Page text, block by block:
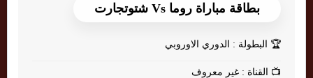
بطاقة مباراة روما Vs شتوتجارت
🏆 البطولة : الدوري الاوروبي
📺 القناة : غير معروف